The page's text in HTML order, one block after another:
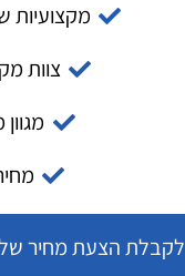
מקצועיות
צוות
לקבלת הצעת מחיר